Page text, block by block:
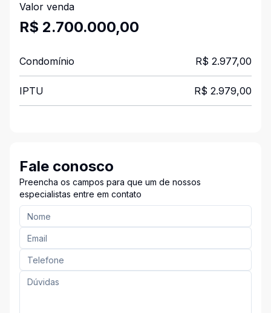
Valor venda
R$ 2.700.000,00
Condomínio R$ 2.977,00
IPTU R$ 2.979,00
Fale conosco
Preencha os campos para que um de nossos
especialistas entre em contato